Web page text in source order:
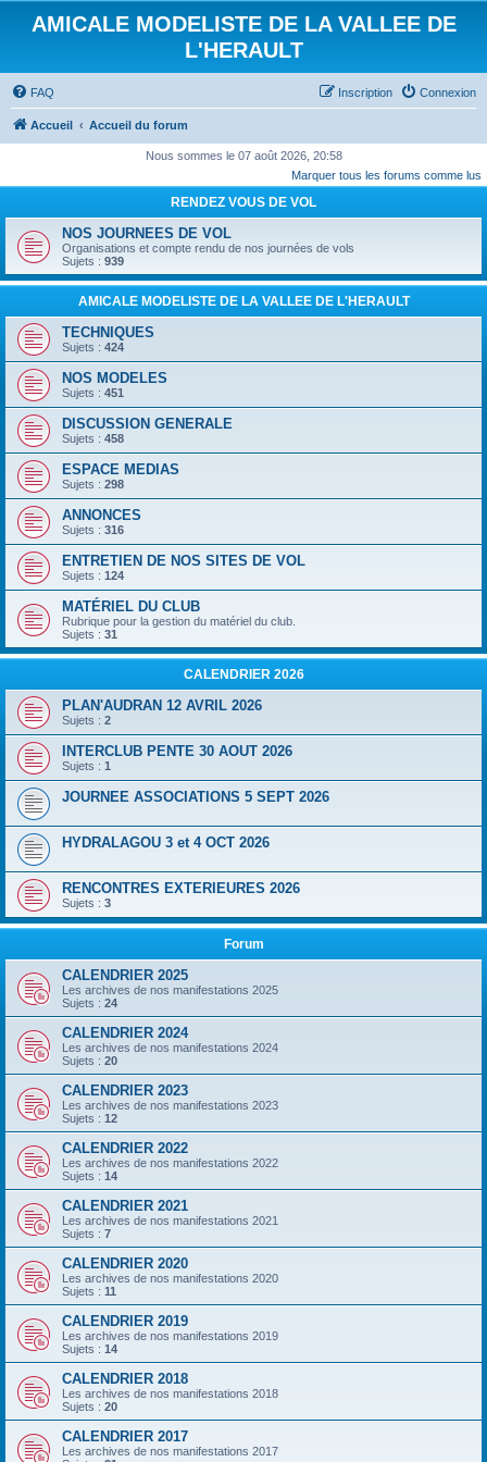
AMICALE MODELISTE DE LA VALLEE DE
L'HERAULT
FAQ Connexion
Inscription
Accueil Accueil du forum
Nous sommes le 07 août 2026, 20:58
Marquer tous les forums comme lus
RENDEZ VOUS DE VOL
NOS JOURNEES DE VOL
Organisations et compte rendu de nos journées de vols
Sujets : 939
AMICALE MODELISTE DE LA VALLEE DE L'HERAULT
TECHNIQUES
Sujets : 424
NOS MODELES
Sujets : 451
DISCUSSION GENERALE
Sujets : 458
ESPACE MEDIAS
Sujets : 298
ANNONCES
Sujets : 316
ENTRETIEN DE NOS SITES DE VOL
Sujets : 124
MATÉRIEL DU CLUB
Rubrique pour la gestion du matériel du club.
Sujets : 31
CALENDRIER 2026
PLAN'AUDRAN 12 AVRIL 2026
Sujets : 2
INTERCLUB PENTE 30 AOUT 2026
Sujets : 1
JOURNEE ASSOCIATIONS 5 SEPT 2026
HYDRALAGOU 3 et 4 OCT 2026
RENCONTRES EXTERIEURES 2026
Sujets : 3
Forum
CALENDRIER 2025
Les archives de nos manifestations 2025
Sujets : 24
CALENDRIER 2024
Les archives de nos manifestations 2024
Sujets : 20
CALENDRIER 2023
Les archives de nos manifestations 2023
Sujets : 12
CALENDRIER 2022
Les archives de nos manifestations 2022
Sujets : 14
CALENDRIER 2021
Les archives de nos manifestations 2021
Sujets : 7
CALENDRIER 2020
Les archives de nos manifestations 2020
Sujets : 11
CALENDRIER 2019
Les archives de nos manifestations 2019
Sujets : 14
CALENDRIER 2018
Les archives de nos manifestations 2018
Sujets : 20
CALENDRIER 2017
Les archives de nos manifestations 2017